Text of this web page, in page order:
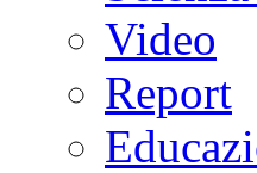
Video
Report